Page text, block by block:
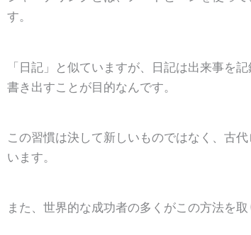
す。
「日記」と似ていますが、日記は出来事を
書き出すことが目的なんです。
この習慣は決して新しいものではなく、古
います。
また、世界的な成功者の多くがこの方法を取